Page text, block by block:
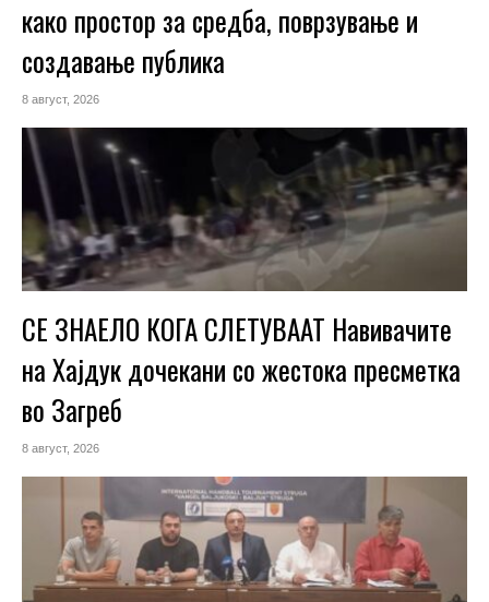
како простор за средба, поврзување и
создавање публика
8 август, 2026
СЕ ЗНАЕЛО КОГА СЛЕТУВААТ Навивачите
на Хајдук дочекани со жестока пресметка
во Загреб
8 август, 2026